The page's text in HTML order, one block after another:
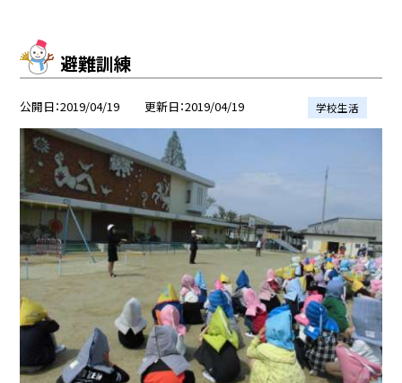
避難訓練
公開日 2019/04/19 更新日 2019/04/19 学校生活